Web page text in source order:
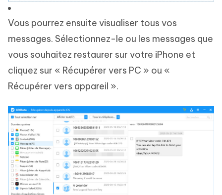
Vous pourrez ensuite visualiser tous vos
messages. Sélectionnez-le ou les messages que
vous souhaitez restaurer sur votre iPhone et
cliquez sur « Récupérer vers PC » ou «
Récupérer vers appareil ».